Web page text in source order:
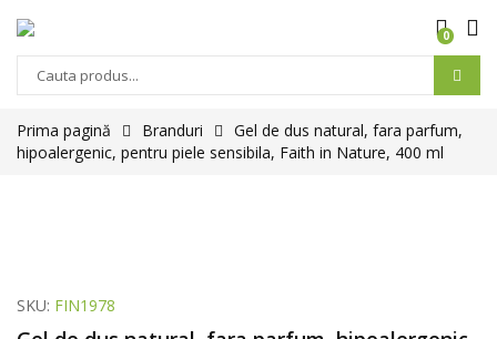
0
Prima pagină Branduri
Gel de dus natural, fara parfum,
hipoalergenic, pentru piele sensibila, Faith in Nature, 400 ml
SKU: FIN1978